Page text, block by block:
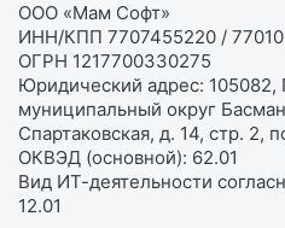
ООО «Мам Софт»
ИНН/КПП 7707455220 /
ОГРН 1217700330275
Юридический адрес: 105082,
муниципальный округ
Спартаковская, д. 14, стр. 2,
ОКВЭД (основной): 62.01
Вид ИТ-деятельности
12.01